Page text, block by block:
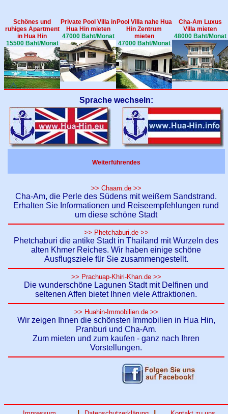
Schönes und
ruhiges Apartment
in Hua Hin
15500 Baht/Monat
Private Pool Villa in
Hua Hin mieten
47000 Baht/Monat
Pool Villa nahe Hua
Hin Zentrum
mieten
47000 Baht/Monat
Cha-Am Luxus
Villa mieten
48000 Baht/Monat
Sprache wechseln:
Weiterführendes
>> Chaam.de >>
Cha-Am, die Perle des Südens mit weißem Sandstrand.
Erhalten Sie Informationen und Reiseempfehlungen rund
um diese schöne Stadt
>> Phetchaburi.de >>
Phetchaburi die antike Stadt in Thailand mit Wurzeln des
alten Khmer Reiches. Wir haben einige schöne
Ausflugsziele für Sie zusammengestellt.
>> Prachuap-Khiri-Khan.de >>
Die wunderschöne Lagunen Stadt mit Delfinen und
seltenen Affen bietet Ihnen viele Attraktionen.
>> Huahin-Immobilien.de >>
Wir zeigen Ihnen die schönsten Immobilien in Hua Hin,
Pranburi und Cha-Am.
Zum mieten und zum kaufen - ganz nach Ihren
Vorstellungen.